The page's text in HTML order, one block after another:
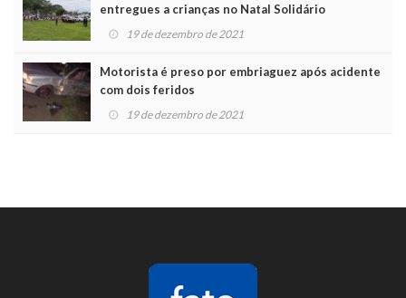
entregues a crianças no Natal Solidário
19 de dezembro de 2021
Motorista é preso por embriaguez após acidente
com dois feridos
19 de dezembro de 2021